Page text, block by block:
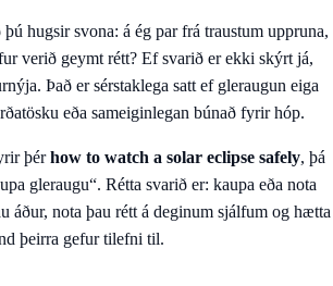
hugsir svona: á ég par frá traustum uppruna,
verið geymt rétt? Ef svarið er ekki skýrt já,
Það er sérstaklega satt ef gleraugun eiga
eða sameiginlegan búnað fyrir hóp.
þérhow to watch a solar eclipse safely, þá
gleraugu“. Rétta svarið er: kaupa eða nota
áður, nota þau rétt á deginum sjálfum og hætta
þeirra gefur tilefni til.